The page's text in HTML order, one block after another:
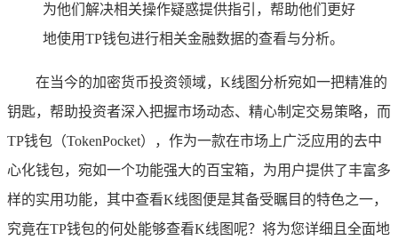
为他们解决相关操作疑惑提供指引，帮助他们更好
地使用TP钱包进行相关金融数据的查看与分析。
在当今的加密货币投资领域，K线图分析宛如一把精准的
钥匙，帮助投资者深入把握市场动态、精心制定交易策略，而
TP钱包（TokenPocket），作为一款在市场上广泛应用的去中
心化钱包，宛如一个功能强大的百宝箱，为用户提供了丰富多
样的实用功能，其中查看K线图便是其备受瞩目的特色之一，
究竟在TP钱包的何处能够查看K线图呢？将为您详细且全面地